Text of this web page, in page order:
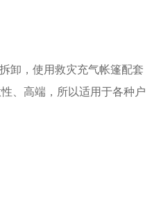
卸，使用救灾充气帐篷配套
、高端，所以适用于各种户